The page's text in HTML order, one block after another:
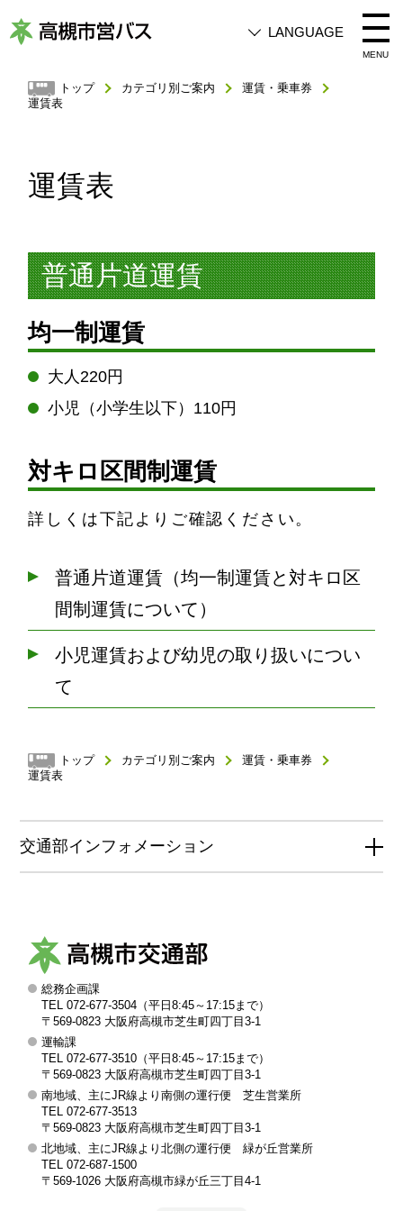
槻
LANGUAGE
MENU
トップ カテゴリ別ご案内
運賃・乗車券
運賃表
運賃表
普通片道運賃
均一制運賃
大人220円
小児（小学生以下）110円
対キロ区間制運賃
詳しくは下記よりご確認ください。
普通片道運賃（均一制運賃と対キロ区
間制運賃について）
小児運賃および幼児の取り扱いについ
て
トップ カテゴリ別ご案内
運賃・乗車券
運賃表
交通部インフォメーション
槻
交
通
部
総務企画課
TEL 072-677-3504（平日8:45～17:15まで）
〒569-0823 大阪府高槻市芝生町四丁目3-1
運輸課
TEL 072-677-3510（平日8:45～17:15まで）
〒569-0823 大阪府高槻市芝生町四丁目3-1
南地域、主にJR線より南側の運行便 芝生営業所
TEL 072-677-3513
〒569-0823 大阪府高槻市芝生町四丁目3-1
北地域、主にJR線より北側の運行便 緑が丘営業所
TEL 072-687-1500
〒569-1026 大阪府高槻市緑が丘三丁目4-1